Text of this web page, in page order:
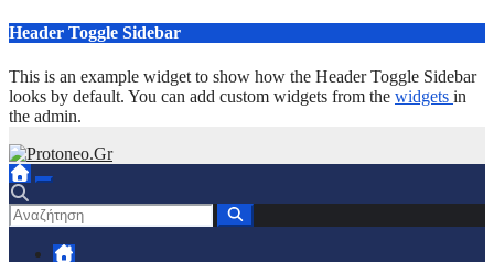
Μετάβαση
περιεχόμενο
Header Toggle Sidebar
This is an example widget to show how the Header Toggle Sidebar
looks by default. You can add custom widgets from the widgets in
the admin.